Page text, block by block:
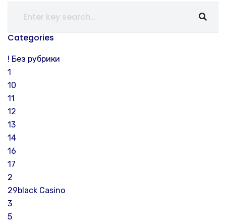
Categories
! Без рубрики
1
10
11
12
13
14
16
17
2
29black Casino
3
5